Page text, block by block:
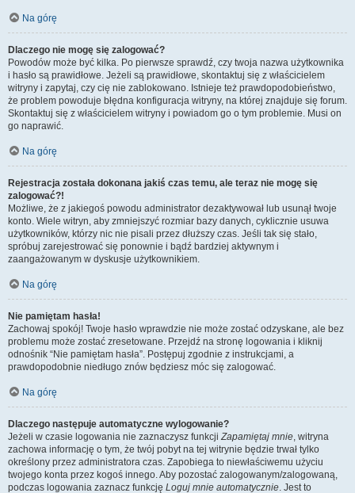
Na górę
Dlaczego nie mogę się zalogować?
Powodów może być kilka. Po pierwsze sprawdź, czy twoja nazwa użytkownika
i hasło są prawidłowe. Jeżeli są prawidłowe, skontaktuj się z właścicielem
witryny i zapytaj, czy cię nie zablokowano. Istnieje też prawdopodobieństwo,
że problem powoduje błędna konfiguracja witryny, na której znajduje się forum.
Skontaktuj się z właścicielem witryny i powiadom go o tym problemie. Musi on
go naprawić.
Na górę
Rejestracja została dokonana jakiś czas temu, ale teraz nie mogę się
zalogować?!
Możliwe, że z jakiegoś powodu administrator dezaktywował lub usunął twoje
konto. Wiele witryn, aby zmniejszyć rozmiar bazy danych, cyklicznie usuwa
użytkowników, którzy nic nie pisali przez dłuższy czas. Jeśli tak się stało,
spróbuj zarejestrować się ponownie i bądź bardziej aktywnym i
zaangażowanym w dyskusje użytkownikiem.
Na górę
Nie pamiętam hasła!
Zachowaj spokój! Twoje hasło wprawdzie nie może zostać odzyskane, ale bez
problemu może zostać zresetowane. Przejdź na stronę logowania i kliknij
odnośnik “Nie pamiętam hasła”. Postępuj zgodnie z instrukcjami, a
prawdopodobnie niedługo znów będziesz móc się zalogować.
Na górę
Dlaczego następuje automatyczne wylogowanie?
Jeżeli w czasie logowania nie zaznaczysz funkcjiZapamiętaj mnie, witryna
zachowa informację o tym, że twój pobyt na tej witrynie będzie trwał tylko
określony przez administratora czas. Zapobiega to niewłaściwemu użyciu
twojego konta przez kogoś innego. Aby pozostać zalogowanym/zalogowaną,
podczas logowania zaznacz funkcję Loguj mnie automatycznie. Jest to